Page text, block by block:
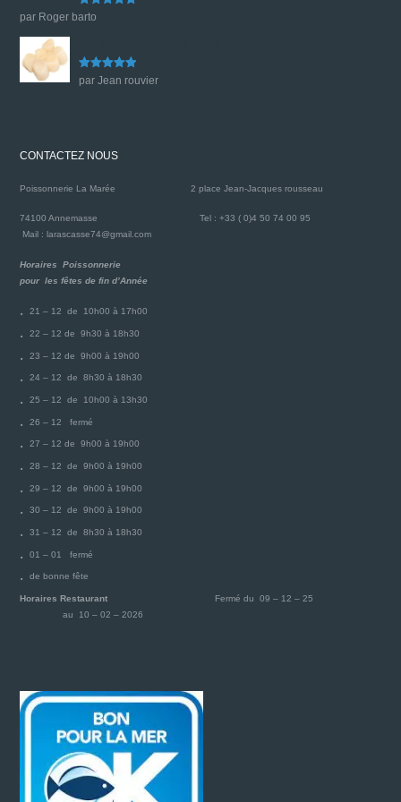
Note
par Roger barto
Note5sur
5
par Jean rouvier
CONTACTEZ NOUS
Poissonnerie La Marée2 place Jean-Jacques rousseau
74100 AnnemasseTel : +33 ( 0)4 50 74 00 95
Mail : larascasse74@gmail.com
Horaires Poissonnerie
pour les fêtes de fin d’Année
21 – 12 de 10h00 à 17h00
22 – 12 de 9h30 à 18h30
23 – 12 de 9h00 à 19h00
24 – 12 de 8h30 à 18h30
25 – 12 de 10h00 à 13h30
26 – 12 fermé
27 – 12 de 9h00 à 19h00
28 – 12 de 9h00 à 19h00
29 – 12 de 9h00 à 19h00
30 – 12 de 9h00 à 19h00
31 – 12 de 8h30 à 18h30
01 – 01 fermé
de bonne fête
Horaires Restaurant Fermé du 09 – 12 – 25
au 10 – 02 – 2026